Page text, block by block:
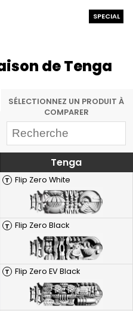
SPECIAL
de Tenga
SÉLECTIONNEZ UN PRODUIT À
COMPARER
Tenga
T Flip Zero White
T Flip Zero Black
T Flip Zero EV Black